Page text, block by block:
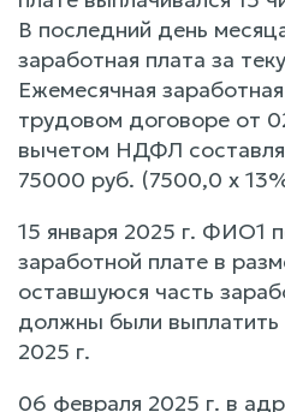
В последний день
заработная плата за
Ежемесячная
трудовом договоре от
вычетом НДФЛ
75000 руб. (7500,0 х
15 января 2025 г. ФИО1
заработной плате в
оставшуюся часть
должны были выплатить
2025 г.
06 февраля 2025 г. в